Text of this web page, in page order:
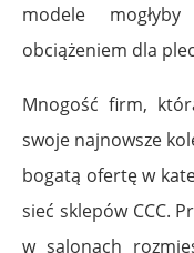
modele
obciążeniem dla
Mnogość firm,
swoje najnowsze
bogatą ofertę w
sieć sklepów CCC.
w salonach